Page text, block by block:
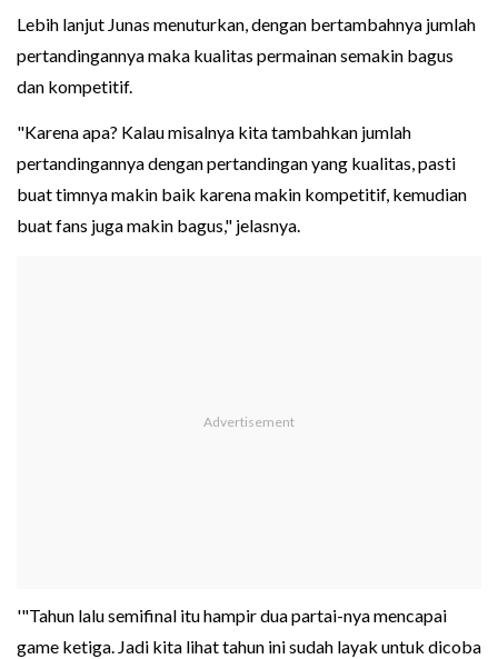
Lebih lanjut Junas menuturkan, dengan bertambahnya jumlah
pertandingannya maka kualitas permainan semakin bagus
dan kompetitif.
"Karena apa? Kalau misalnya kita tambahkan jumlah
pertandingannya dengan pertandingan yang kualitas, pasti
buat timnya makin baik karena makin kompetitif, kemudian
buat fans juga makin bagus," jelasnya.
'"Tahun lalu semifinal itu hampir dua partai-nya mencapai
game ketiga. Jadi kita lihat tahun ini sudah layak untuk dicoba